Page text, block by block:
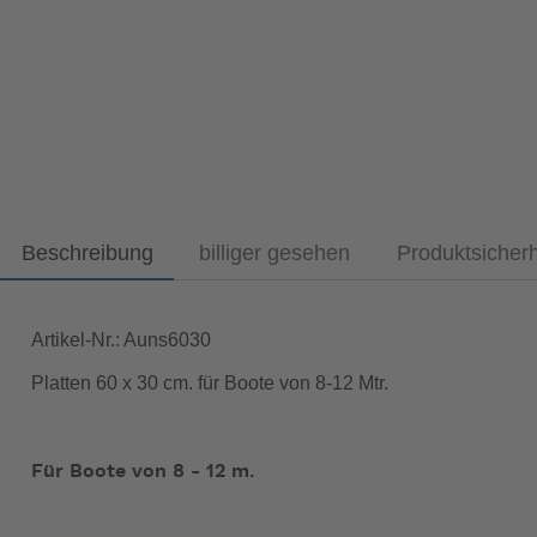
Beschreibung billiger gesehen
Artikel-Nr.: Auns6030
Platten 60 x 30 cm. für Boote von 8-12 Mtr.
Für Boote von 8 - 12 m.